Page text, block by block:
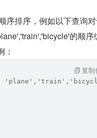
序排序，例如以下查询
的顺序
复制